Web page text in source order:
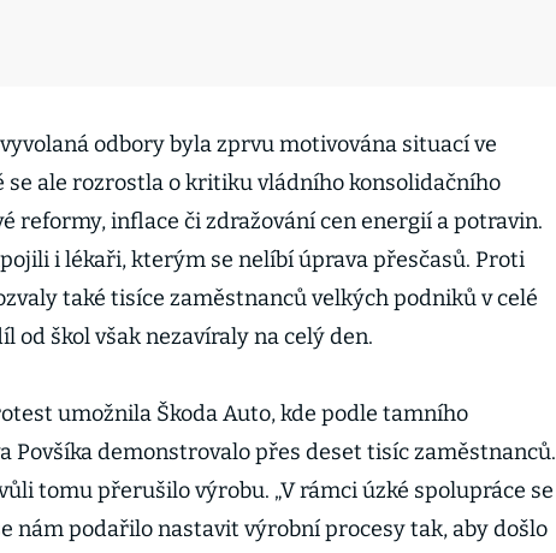
odbory byla zprvu motivována situací ve
se ale rozrostla o kritiku vládního konsolidačního
reformy, inflace či zdražování cen energií a potravin.
i lékaři, kterým se nelíbí úprava přesčasů. Proti
také tisíce zaměstnanců velkých podniků v celé
od škol však nezavíraly na celý den.
umožnila Škoda Auto, kde podle tamního
Povšíka demonstrovalo přes deset tisíc zaměstnanců.
tomu přerušilo výrobu. „V rámci úzké spolupráce se
nám podařilo nastavit výrobní procesy tak, aby došlo